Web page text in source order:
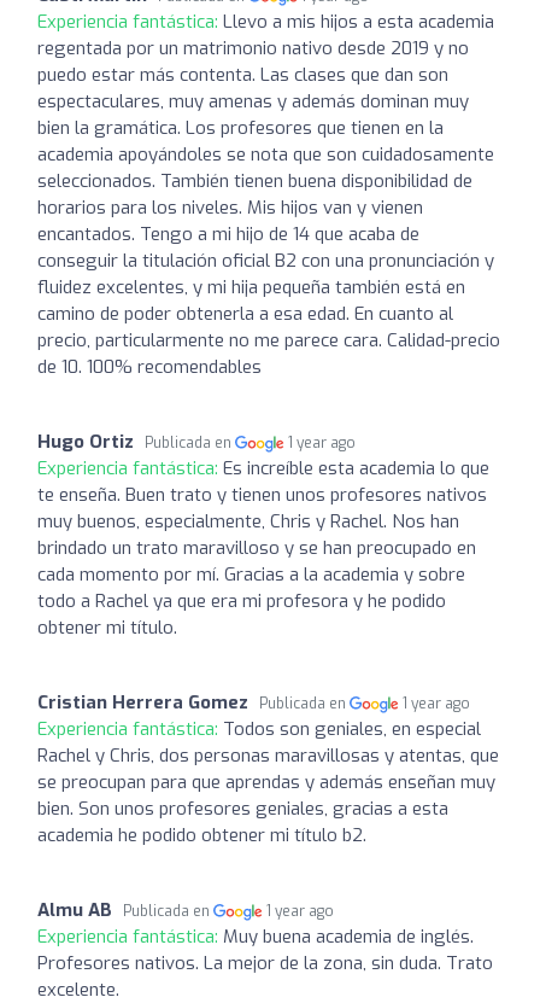
Experiencia fantástica: Llevo a mis hijos a esta academia
regentada por un matrimonio nativo desde 2019 y no
puedo estar más contenta. Las clases que dan son
espectaculares, muy amenas y además dominan muy
bien la gramática. Los profesores que tienen en la
academia apoyándoles se nota que son cuidadosamente
seleccionados. También tienen buena disponibilidad de
horarios para los niveles. Mis hijos van y vienen
encantados. Tengo a mi hijo de 14 que acaba de
conseguir la titulación oficial B2 con una pronunciación y
fluidez excelentes, y mi hija pequeña también está en
camino de poder obtenerla a esa edad. En cuanto al
precio, particularmente no me parece cara. Calidad-precio
de 10. 100% recomendables
Hugo Ortiz Publicada en 1 year ago
Experiencia fantástica: Es increíble esta academia lo que
te enseña. Buen trato y tienen unos profesores nativos
muy buenos, especialmente, Chris y Rachel. Nos han
brindado un trato maravilloso y se han preocupado en
cada momento por mí. Gracias a la academia y sobre
todo a Rachel ya que era mi profesora y he podido
obtener mi título.
Cristian Herrera Gomez Publicada en 1 year ago
Experiencia fantástica: Todos son geniales, en especial
Rachel y Chris, dos personas maravillosas y atentas, que
se preocupan para que aprendas y además enseñan muy
bien. Son unos profesores geniales, gracias a esta
academia he podido obtener mi título b2.
Almu AB Publicada en 1 year ago
Experiencia fantástica: Muy buena academia de inglés.
Profesores nativos. La mejor de la zona, sin duda. Trato
excelente.